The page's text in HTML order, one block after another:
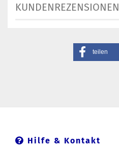
KUNDENREZENSIONEN
teilen
Hilfe & Kontakt